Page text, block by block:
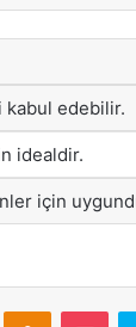
kabul edebilir.
idealdir.
için